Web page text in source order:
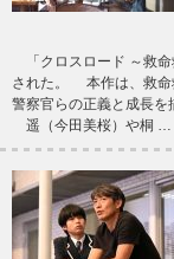
「クロスロード ～救命
された。 本作は、救命
警察官らの正義と成長を
遥（今田美桜）や桐 …